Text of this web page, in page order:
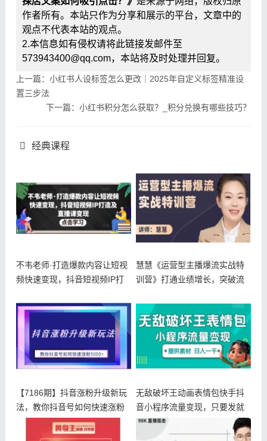
作者所有。本站只作为分享和展示的平台，文章中的
观点不代表本站的观点。
2.本信息如有侵权请将此链接发邮件至
573943400@qq.com，本站将及时处理并回复。
上一篇：小红书人设标签怎么更改｜2025年自定义标签精准设
置三步法
下一篇：小红书积分怎么获取？_积分兑换有哪些技巧？
经典课程
不韦老师·打造爆款内容让短视
频快速变现，抖音短视频IP打
慧慧《运营型主播爆流实战特
训营》打通业绩增长，突破流
【7186期】抖音涨粉升级新玩
法，教你抖音号如何快速涨粉
无敌破坏王动画表情包快手抖
音小程序流量变现，只要发就
能上热门